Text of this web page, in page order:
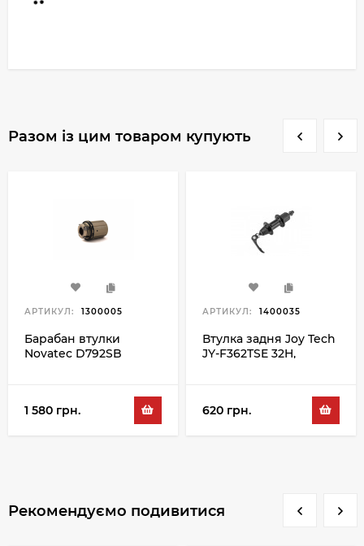
Разом із цим товаром купують
АРТИКУЛ: 1300005
Барабан втулки
Novatec D792SB
1 580 грн.
АРТИКУЛ: 1400035
Втулка задня Joy Tech
JY-F362TSE 32H,
620 грн.
Рекомендуємо подивитися